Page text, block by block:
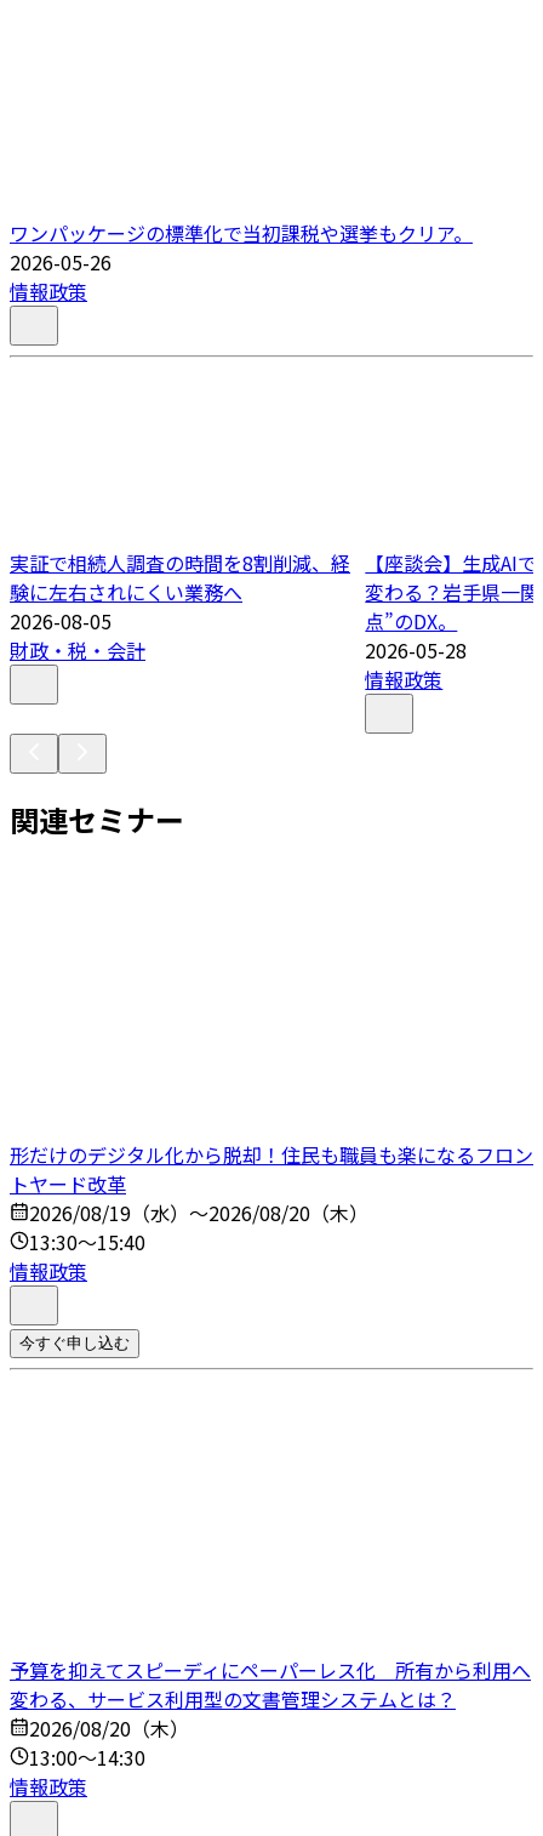
ワンパッケージの標準化で当初課税や選挙もクリア。
2026-05-26
情報政策
実証で相続人調査の時間を8割削減、経
験に左右されにくい業務へ
2026-08-05
財政・税・会計
【座談会】生成AI
変わる？岩手県一
点”のDX。
2026-05-28
情報政策
関連セミナー
形だけのデジタル化から脱却！住民も職員も楽になるフロン
トヤード改革
2026/08/19（水）～2026/08/20（木）
13:30～15:40
情報政策
今すぐ申し込む
予算を抑えてスピーディにペーパーレス化 所有から利用へ
変わる、サービス利用型の文書管理システムとは？
2026/08/20（木）
13:00～14:30
情報政策